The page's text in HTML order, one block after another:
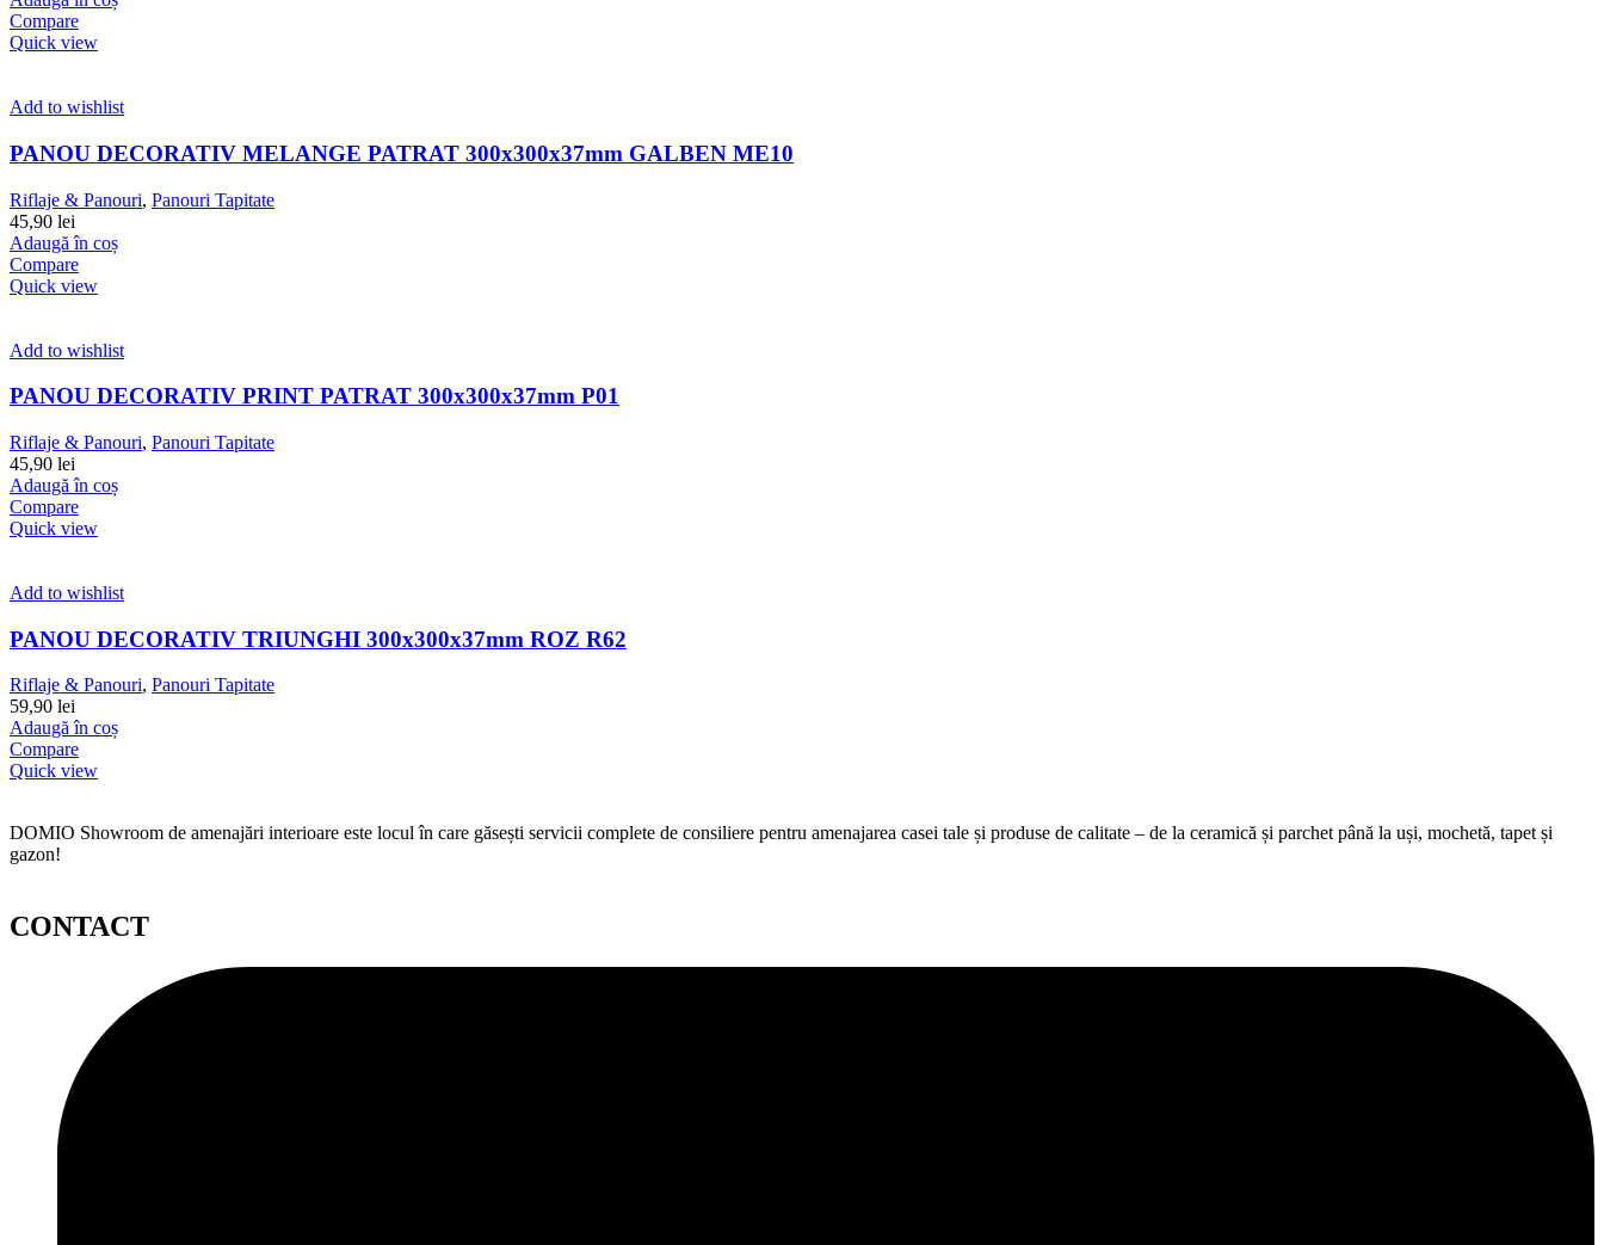
Compare
Quick view
Add to wishlist
PANOU DECORATIV MELANGE PATRAT 300x300x37mm GALBEN ME10
Riflaje & Panouri, Panouri Tapitate
45,90 lei
Adaugă în coș
Compare
Quick view
Add to wishlist
PANOU DECORATIV PRINT PATRAT 300x300x37mm P01
Riflaje & Panouri, Panouri Tapitate
45,90 lei
Adaugă în coș
Compare
Quick view
Add to wishlist
PANOU DECORATIV TRIUNGHI 300x300x37mm ROZ R62
Riflaje & Panouri, Panouri Tapitate
59,90 lei
Adaugă în coș
Compare
Quick view
DOMIO Showroom de amenajări interioare este locul în care găsești servicii complete de consiliere pentru amenajarea casei tale și produse de calitate – de la ceramică și parchet până la uși, mochetă, tapet și
gazon!
CONTACT